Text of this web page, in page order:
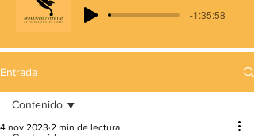
-1:35:58
Entrada
Contenido
4 nov 2023 2 min de lectura